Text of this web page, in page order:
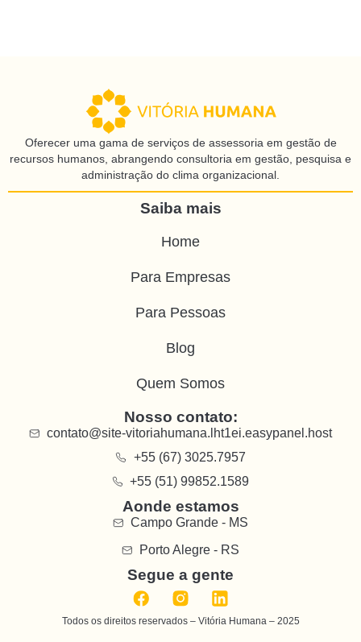
Oferecer uma gama de serviços de assessoria em gestão de
recursos humanos, abrangendo consultoria em gestão, pesquisa e
administração do clima organizacional.
Saiba mais
Home
Para Empresas
Para Pessoas
Blog
Quem Somos
Nosso contato:
contato@site-vitoriahumana.lht1ei.easypanel.host
+55 (67) 3025.7957
+55 (51) 99852.1589
Aonde estamos
Campo Grande - MS
Porto Alegre - RS
Segue a gente
Todos os direitos reservados – Vitória Humana – 2025